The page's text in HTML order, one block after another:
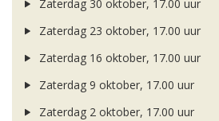
Zaterdag 30 oktober, 17.00 uur
Zaterdag 23 oktober, 17.00 uur
Zaterdag 16 oktober, 17.00 uur
Zaterdag 9 oktober, 17.00 uur
Zaterdag 2 oktober, 17.00 uur